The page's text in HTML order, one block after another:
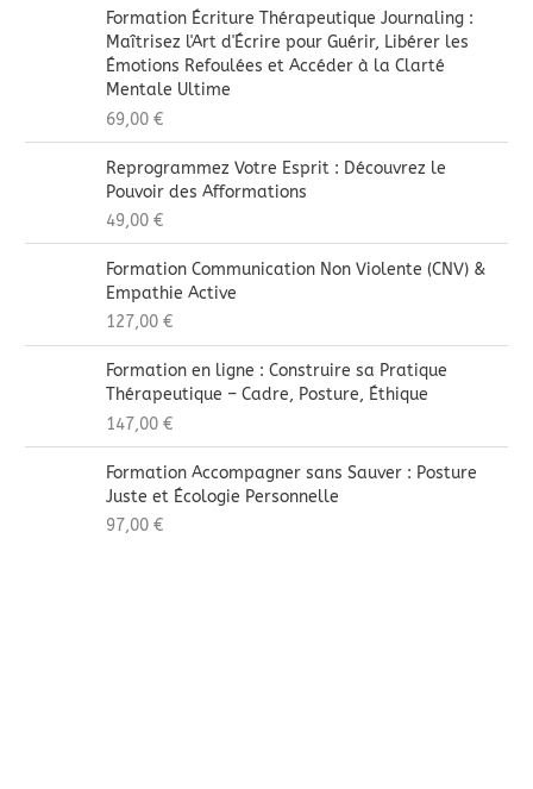
Formation Écriture Thérapeutique Journaling :
Maîtrisez l'Art d'Écrire pour Guérir, Libérer les
Émotions Refoulées et Accéder à la Clarté
Mentale Ultime
69,00€
Reprogrammez Votre Esprit : Découvrez le
Pouvoir des Afformations
49,00€
Formation Communication Non Violente (CNV) &
Empathie Active
127,00€
Formation en ligne : Construire sa Pratique
Thérapeutique – Cadre, Posture, Éthique
147,00€
Formation Accompagner sans Sauver : Posture
Juste et Écologie Personnelle
97,00€